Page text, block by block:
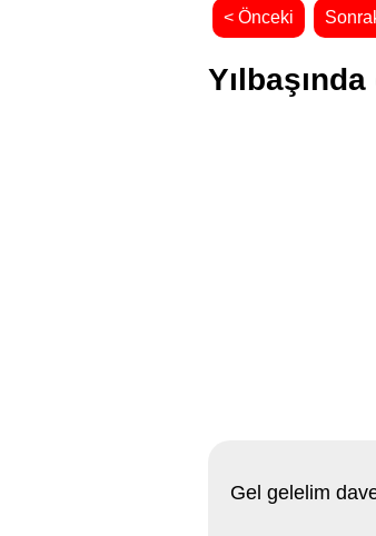
< Önceki
Gel gelelim